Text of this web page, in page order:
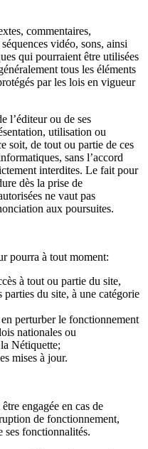
commentaires,
vidéo, sons, ainsi
qui pourraient être utilisées
tous les éléments
par les lois en vigueur
l’éditeur ou de ses
utilisation ou
soit, de tout ou partie de ces
sans l’accord
interdites. Le fait pour
dès la prise de
ne vaut pas
aux poursuites.
pourra à tout moment:
à tout ou partie du site,
parties du site, à une catégorie
perturber le fonctionnement
nationales ou
Nétiquette;
mises à jour.
engagée en cas de
de fonctionnement,
ses fonctionnalités.